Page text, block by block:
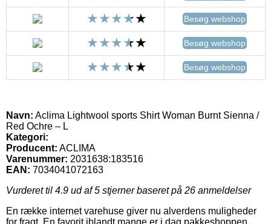
Besøg webshop
Besøg webshop
Besøg webshop
Navn: Aclima Lightwool sports Shirt Woman Burnt Sienna /
Red Ochre – L
Kategori:
Producent: ACLIMA
Varenummer: 2031638:183516
EAN: 7034041072163
Vurderet til 4.9 ud af 5 stjerner baseret på 26 anmeldelser
En række internet varehuse giver nu alverdens muligheder
for fragt. En favorit iblandt mange er i dag pakkeshoppen,